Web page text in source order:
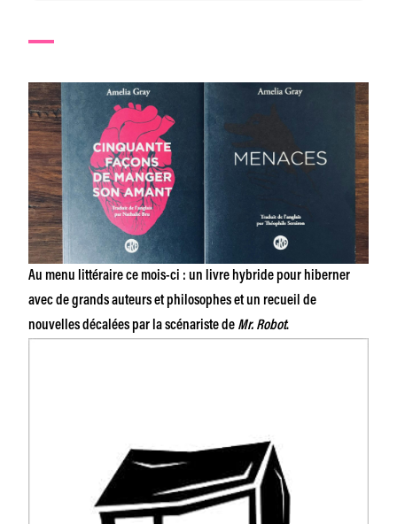
Au menu littéraire ce mois-ci : un livre hybride pour hiberner
avec de grands auteurs et philosophes et un recueil de
nouvelles décalées par la scénariste de Mr. Robot.